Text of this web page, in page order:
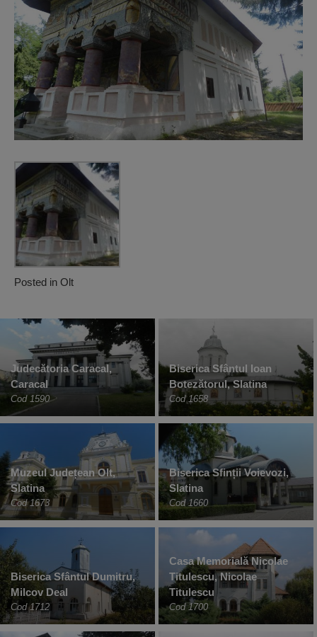
Posted in Olt
Judecătoria Caracal,
Caracal
Cod 1590
Biserica Sfântul Ioan
Botezătorul, Slatina
Cod 1658
Muzeul Județean Olt,
Slatina
Cod 1673
Biserica Sfinții Voievozi,
Slatina
Cod 1660
Biserica Sfântul Dumitru,
Milcov Deal
Cod 1712
Casa Memorială Nicolae
Titulescu, Nicolae
Titulescu
Cod 1700